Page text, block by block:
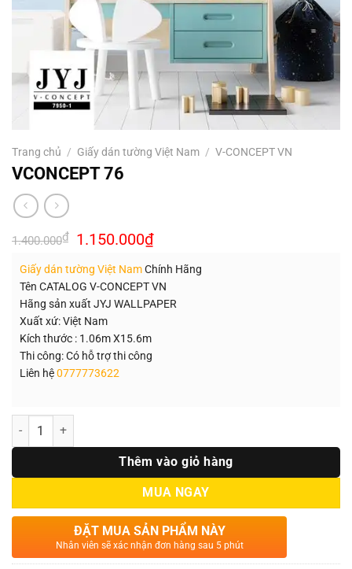
Trang chủ / Giấy dán tường Việt Nam / V-CONCEPT VN
VCONCEPT 76
1.400.000₫ Giá
gốc
1.400.000₫.
1.150.000₫Giá
hiện
là:
1.150.000₫.
Giấy dán tường Việt NamChính Hãng
Tên CATALOG V-CONCEPT VN
Hãng sản xuất JYJ WALLPAPER
Xuất xứ: Việt Nam
Kích thước : 1.06m X15.6m
Thi công: Có hỗ trợ thi công
Liên hệ0777773622
Số lượng
Thêm vào giỏ hàng
MUA NGAY
ĐẶT MUA SẢN PHẨM NÀY
Nhân viên sẽ xác nhận đơn hàng sau 5 phút